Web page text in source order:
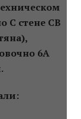
С стене СВ
6А